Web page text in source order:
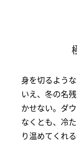
身を切るよう
いえ、冬の名
かせない。ダ
なくとも、冷
り温めてくれ